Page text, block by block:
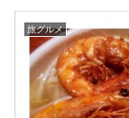
旅グルメ